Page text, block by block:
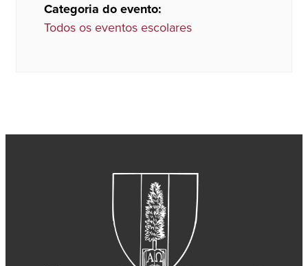
Categoria do evento:
Todos os eventos escolares